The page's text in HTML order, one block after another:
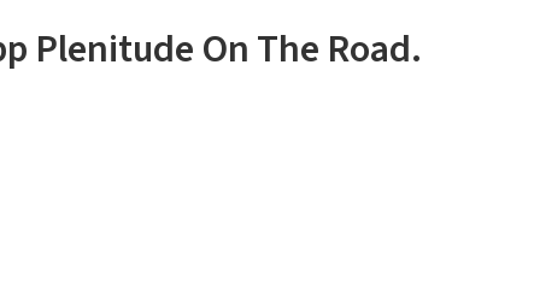
Plenitude On The Road.